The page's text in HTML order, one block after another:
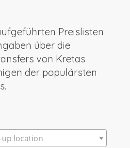
Preislisten
über die
von Kretas
der populärsten
up location